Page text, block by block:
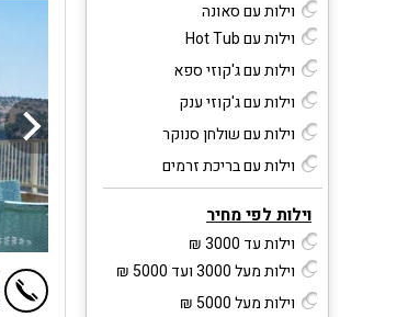
וילות עם סאונה
וילות עם Hot Tub
וילות עם ג'קוזי ספא
וילות עם ג'קוזי ענק
וילות עם שולחן סנוקר
וילות עם בריכת זרמים
וילות לפי מחיר
וילות עד 3000 ₪
וילות מעל 3000 ועד 5000 ₪
וילות מעל 5000 ₪